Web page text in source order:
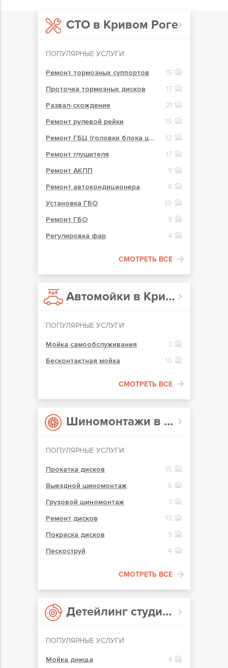
СТО в Кривом Роге
ПОПУЛЯРНЫЕ УСЛУГИ
Ремонт тормозных суппортов
15
Проточка тормозных дисков
17
Развал-схождение
21
Ремонт рулевой рейки
15
Ремонт ГБЦ (головки блока цилиндров)
12
Ремонт глушителя
17
Ремонт АКПП
9
Ремонт автокондиционера
6
Установка ГБО
10
Ремонт ГБО
9
Регулировка фар
4
СМОТРЕТЬ ВСЕ
Автомойки в Кривом Роге
ПОПУЛЯРНЫЕ УСЛУГИ
Мойка самообслуживания
3
Бесконтактная мойка
10
СМОТРЕТЬ ВСЕ
Шиномонтажи в Кривом Роге
ПОПУЛЯРНЫЕ УСЛУГИ
Прокатка дисков
15
Выездной шиномонтаж
6
Грузовой шиномонтаж
7
Ремонт дисков
13
Покраска дисков
9
Пескоструй
4
СМОТРЕТЬ ВСЕ
Детейлинг студии в Кривом Роге
ПОПУЛЯРНЫЕ УСЛУГИ
Мойка днища
4